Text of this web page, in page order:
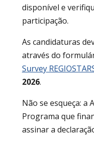
disponível e
participação.
As candidaturas
através do
Survey
2026.
Não se esqueça: a
Programa que
assinar a